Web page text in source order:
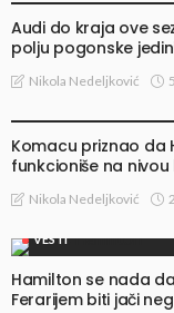
Audi do kraja ove
polju pogonske
Nikola Nedeljković
Komacu priznao da
funkcioniše na
Nikola Nedeljković
VESTI
Hamilton se nada
Ferarijem biti jači